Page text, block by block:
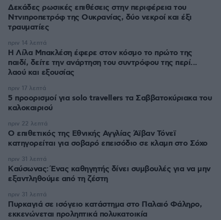
Δεκάδες ρωσικές επιθέσεις στην περιφέρεια του
Ντνιπροπετρόφ της Ουκρανίας, δύο νεκροί και έξι
τραυματίες
Η Λίλα Μπακλέση έφερε στον κόσμο το πρώτο της
παιδί, δείτε την ανάρτηση του συντρόφου της περί...
λαού και εξουσίας
πριν 14 λεπτά
5 προορισμοί για solo travellers τα Σαββατοκύριακα του
καλοκαιριού
πριν 17 λεπτά
Ο επιθετικός της Εθνικής Αγγλίας Άϊβαν Τόνεϊ
κατηγορείται για σοβαρό επεισόδιο σε κλαμπ στο Σόχο
πριν 22 λεπτά
Kαύσωνας: Ένας καθηγητής δίνει συμβουλές για να μην
εξαντληθούμε από τη ζέστη
πριν 31 λεπτά
Πυρκαγιά σε ισόγειο κατάστημα στο Παλαιό Φάληρο,
εκκενώνεται προληπτικά πολυκατοικία
πριν 31 λεπτά